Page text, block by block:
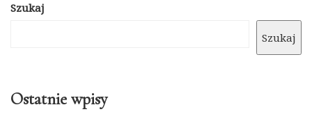
Szukaj
Szukaj
Ostatnie wpisy